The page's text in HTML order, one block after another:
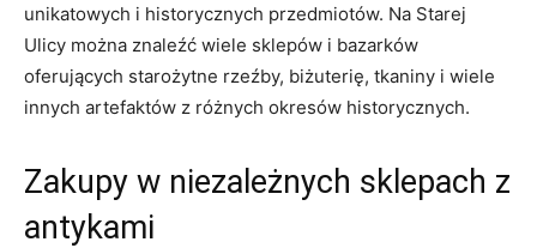
‍unikatowych i ⁤historycznych przedmiotów. Na Starej​
Ulicy można⁤ znaleźć wiele⁤ sklepów⁢ i bazarków‍
oferujących starożytne rzeźby,‍ biżuterię, tkaniny i⁣ wiele
innych artefaktów z różnych ⁤okresów historycznych.
Zakupy w ​niezależnych​ sklepach z
antykami